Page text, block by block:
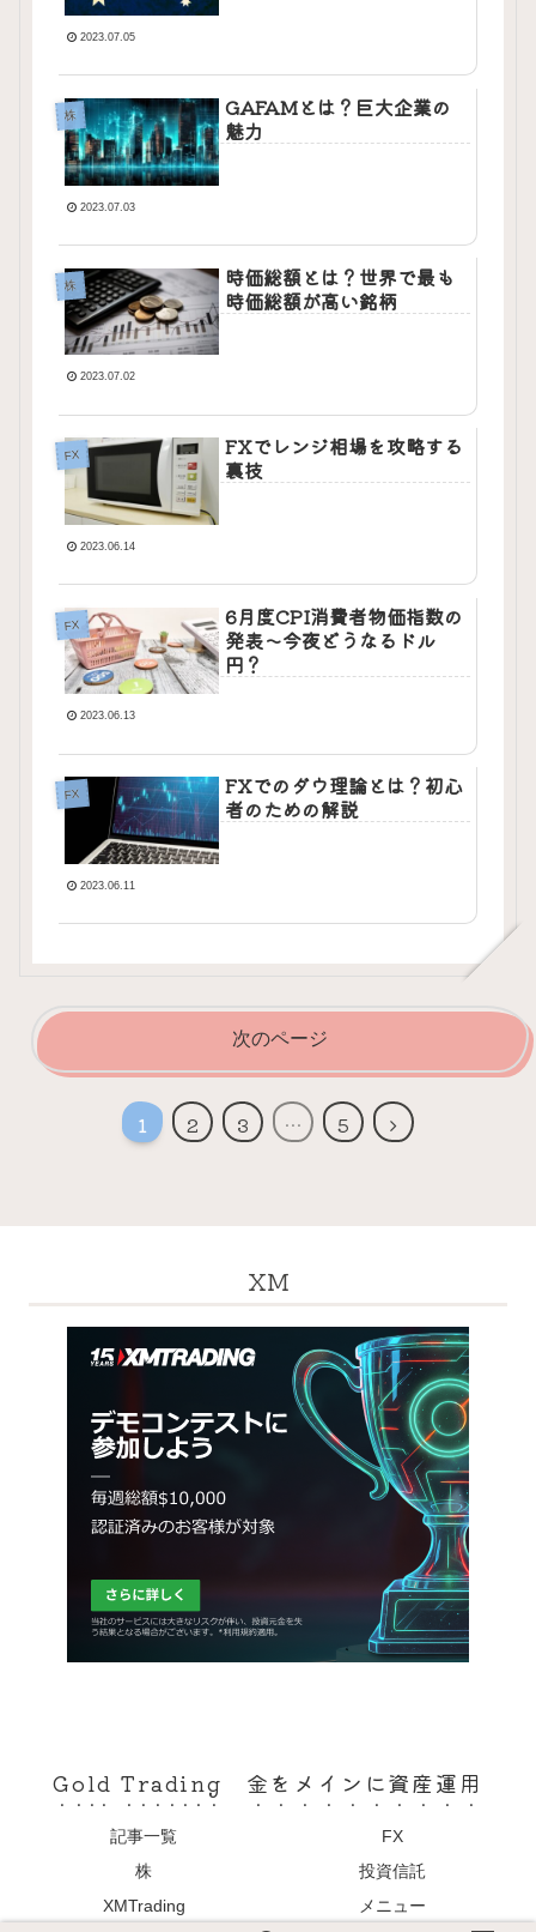
2023.07.05
株
GAFAMとは？巨大企業の
魅力
2023.07.03
株
時価総額とは？世界で最も
時価総額が高い銘柄
2023.07.02
FX
FXでレンジ相場を攻略する
裏技
2023.06.14
FX
6月度CPI消費者物価指数の
発表～今夜どうなるドル
円？
2023.06.13
FX
FXでのダウ理論とは？初心
者のための解説
2023.06.11
次のページ
1 2 3 … 5
次
XM
Gold Trading 金をメインに資産運用
記事一覧
FX
株
投資信託
XMTrading
メニュー